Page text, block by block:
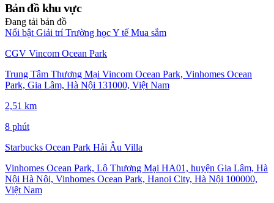
Bản đồ khu vực
Đang tải bản đồ
Nổi bật Giải trí Trường họcY tế Mua sắm
CGV Vincom Ocean Park
Trung Tâm Thương Mại Vincom Ocean Park, Vinhomes Ocean
Park, Gia Lâm, Hà Nội 131000, Việt Nam
2,51 km
8 phút
Starbucks Ocean Park Hải Âu Villa
Vinhomes Ocean Park, Lô Thương Mại HA01, huyện Gia Lâm, Hà
Nội Hà Nội, Vinhomes Ocean Park, Hanoi City, Hà Nội 100000,
Việt Nam